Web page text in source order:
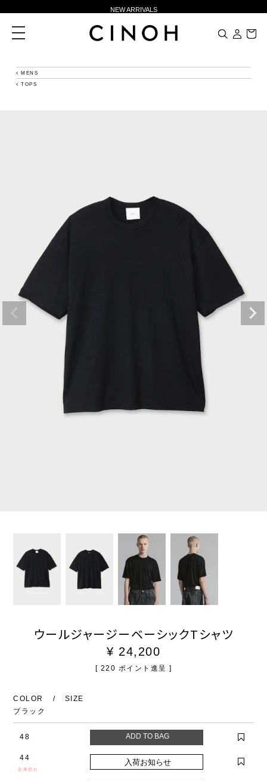
NEW ARRIVALS
新規会員登録500ポイントプレゼント
夏季休業に伴う一部業務休業のお知らせ
toggle
navigation
MENS
TOPS
ウールジャージーベーシックTシャツ
¥ 24,200
[ 220 ポイント進呈 ]
COLOR
SIZE
ブラック
48
44
在庫切れ